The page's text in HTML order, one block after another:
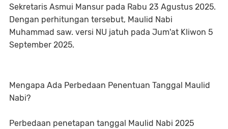
Sekretaris Asmui Mansur pada Rabu 23 Agustus 2025.
Dengan perhitungan tersebut, Maulid Nabi
Muhammad saw. versi NU jatuh pada Jum'at Kliwon 5
September 2025.
Mengapa Ada Perbedaan Penentuan Tanggal Maulid
Nabi?
Perbedaan penetapan tanggal Maulid Nabi 2025